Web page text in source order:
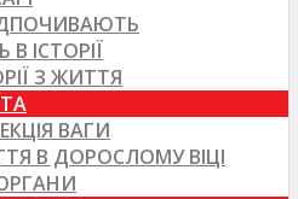
В ІСТОРІЇ
З ЖИТТЯ
ВАГИ
В ДОРОСЛОМУ ВІЦІ